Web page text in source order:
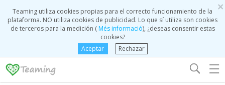
×
Teaming utiliza cookies propias para el correcto funcionamiento de la
plataforma. NO utiliza cookies de publicidad. Lo que sí utiliza son cookies
de terceros para la medición (Més informació), ¿deseas consentir estas
cookies?
Aceptar
Rechazar
☰